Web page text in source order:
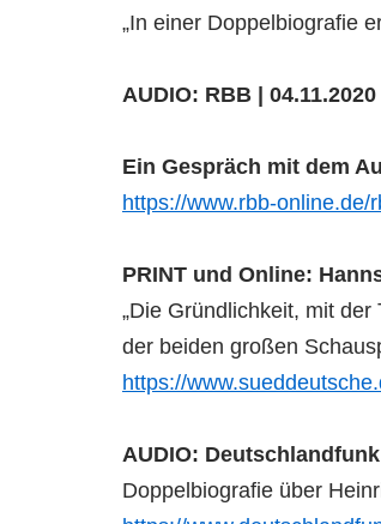
„In einer Doppelbiografie
AUDIO: RBB |
Ein Gespräch mit dem
https://www.rbb-
PRINT und Online:
„Die Gründlichkeit, mit
der beiden großen
https://
AUDIO:
Doppelbiografie über